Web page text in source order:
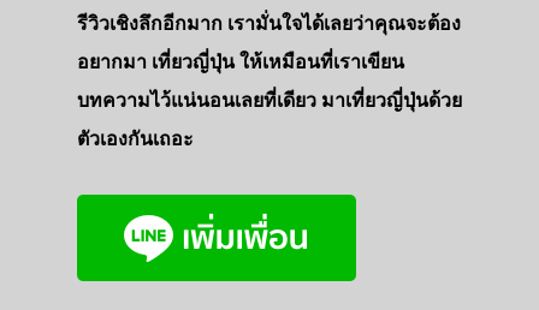
รีวิวเชิงลึกอีกมาก เรามั่นใจได้เลยว่าคุณจะต้อง
อยากมา เที่ยวญี่ปุ่น ให้เหมือนที่เราเขียน
บทความไว้แน่นอนเลยที่เดียว มาเที่ยวญี่ปุ่นด้วย
ตัวเองกันเถอะ